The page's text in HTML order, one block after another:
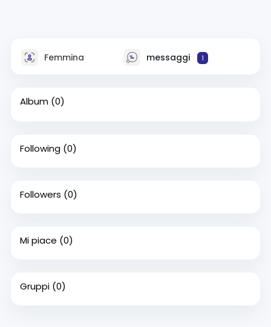
Femmina messaggi 1
Album (0)
Following (0)
Followers (0)
Mi piace (0)
Gruppi (0)